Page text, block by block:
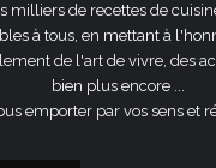
milliers de recettes de
à tous, en mettant à
de l'art de vivre, des
bien plus encore ...
emporter par vos sens et